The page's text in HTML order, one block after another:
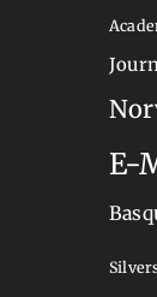
E-